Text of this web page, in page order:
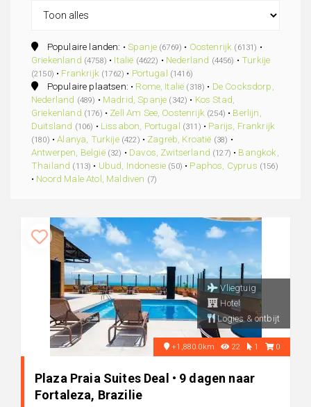
Populaire landen: •Spanje (6769) • Oostenrijk (6131) •
Griekenland (4758) • Italië (4622) • Nederland (4456) • Turkije
(2150) • Frankrijk (1762) • Portugal (1416)
Populaire plaatsen: • Rome, Italië (318) • De Cocksdorp,
Nederland (489) • Madrid, Spanje (342) • Kos Stad,
Griekenland (176) • Zell Am See, Oostenrijk (254) • Berlijn,
Duitsland (106) • Lissabon, Portugal (311) • Parijs, Frankrijk
(180) •Alanya, Turkije (422) • Zagreb, Kroatië (38) •
Antwerpen, België (32) • Davos, Zwitserland (127) • Bangkok,
Thailand (113) • Ubud, Indonesie (50) • Paphos, Cyprus (156)
• Noord Male Atol, Maldiven (7)
Vliegtuig
Hotel
Logies & ontbijt
+1,880.0km 22 1 0
Plaza Praia Suites Deal • 9 dagen naar
Fortaleza, Brazilie